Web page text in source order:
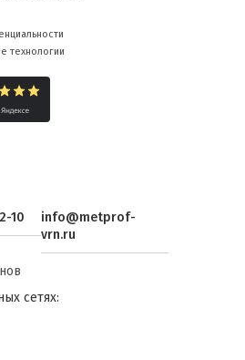
технологии
10
info@metprof-
vrn.ru
сетях: